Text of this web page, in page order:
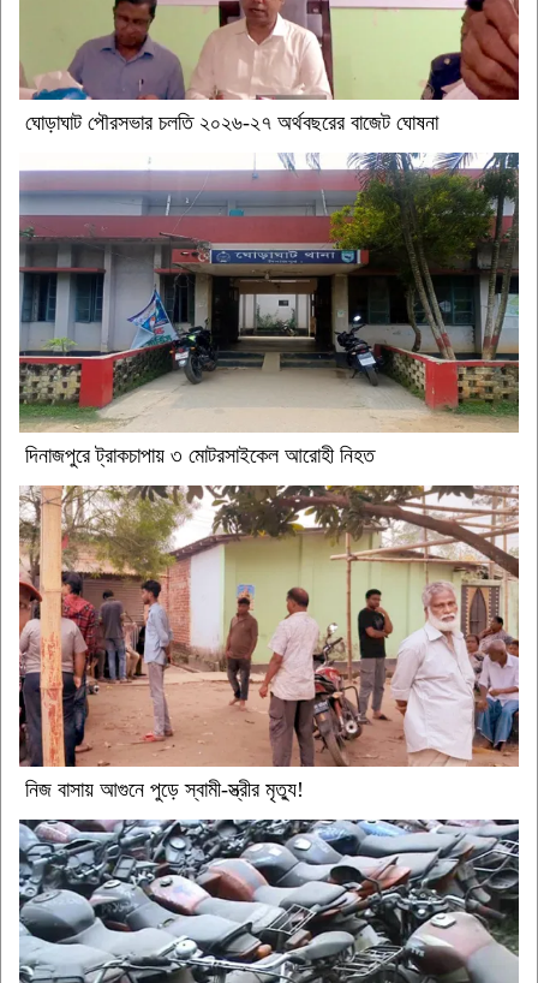
ঘোড়াঘাট পৌরসভার চলতি ২০২৬-২৭ অর্থবছরের বাজেট ঘোষনা
দিনাজপুরে ট্রাকচাপায় ৩ মোটরসাইকেল আরোহী নিহত
নিজ বাসায় আগুনে পুড়ে স্বামী-স্ত্রীর মৃত্যু!